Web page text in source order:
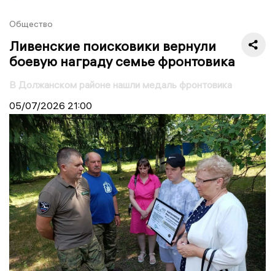
Общество
Ливенские поисковики вернули
боевую награду семье фронтовика
В Должанском районе нашли медаль фронтовика
05/07/2026 21:00